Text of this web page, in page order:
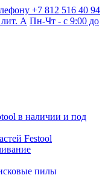
+7 812 516 40 94
А Пн-Чт - с 9:00 до
в наличии и под
Festool
пилы